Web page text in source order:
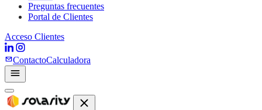
Preguntas frecuentes
Portal de Clientes
Acceso Clientes
ContactoCalculadora